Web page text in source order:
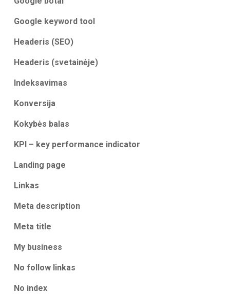
Google keyword tool
Headeris (SEO)
Headeris (svetainėje)
Indeksavimas
Konversija
Kokybės balas
KPI – key performance indicator
Landing page
Linkas
Meta description
Meta title
My business
No follow linkas
No index